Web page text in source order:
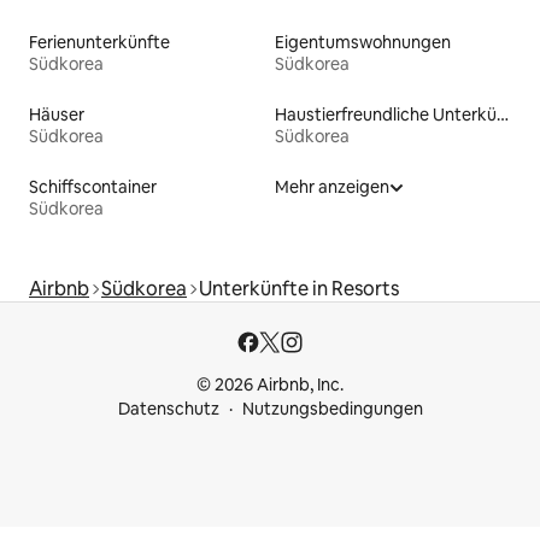
Ferienunterkünfte
Südkorea
Eigentumswohnungen
Südkorea
Häuser
Südkorea
Haustierfreundliche Unterkünfte
Südkorea
Schiffscontainer
Südkorea
Mehr anzeigen
Airbnb Südkorea Unterkünfte in Resorts
© 2026 Airbnb, Inc.
Datenschutz
Nutzungsbedingungen